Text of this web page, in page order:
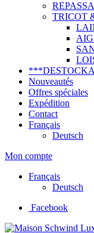
TRICOT
Nouveautés
Offres spéciales
Expédition
Contact
Français
Deutsch
Mon compte
Français
Deutsch
Facebook